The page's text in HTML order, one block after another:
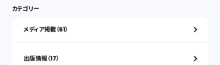
カテゴリー
メディア掲載（61）
出版情報（17）